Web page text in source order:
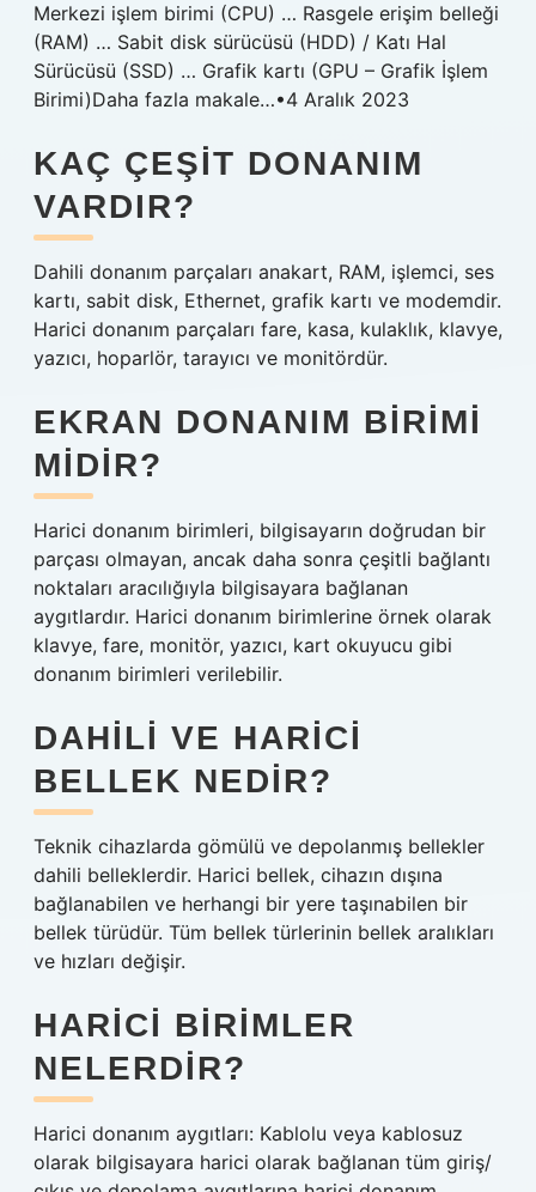
Merkezi işlem birimi (CPU) … Rasgele erişim belleği
(RAM) … Sabit disk sürücüsü (HDD) / Katı Hal
Sürücüsü (SSD) … Grafik kartı (GPU – Grafik İşlem
Birimi)Daha fazla makale…•4 Aralık 2023
KAÇ ÇEŞIT DONANIM
VARDIR?
Dahili donanım parçaları anakart, RAM, işlemci, ses
kartı, sabit disk, Ethernet, grafik kartı ve modemdir.
Harici donanım parçaları fare, kasa, kulaklık, klavye,
yazıcı, hoparlör, tarayıcı ve monitördür.
EKRAN DONANIM BIRIMI
MIDIR?
Harici donanım birimleri, bilgisayarın doğrudan bir
parçası olmayan, ancak daha sonra çeşitli bağlantı
noktaları aracılığıyla bilgisayara bağlanan
aygıtlardır. Harici donanım birimlerine örnek olarak
klavye, fare, monitör, yazıcı, kart okuyucu gibi
donanım birimleri verilebilir.
DAHILI VE HARICI
BELLEK NEDIR?
Teknik cihazlarda gömülü ve depolanmış bellekler
dahili belleklerdir. Harici bellek, cihazın dışına
bağlanabilen ve herhangi bir yere taşınabilen bir
bellek türüdür. Tüm bellek türlerinin bellek aralıkları
ve hızları değişir.
HARICI BIRIMLER
NELERDIR?
Harici donanım aygıtları: Kablolu veya kablosuz
olarak bilgisayara harici olarak bağlanan tüm giriş/